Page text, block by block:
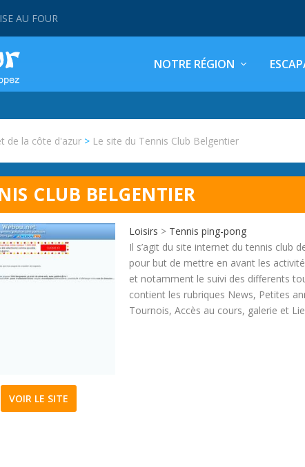
AU FOUR
NOTRE RÉGION
de la côte d'azur > Le site du Tennis Club Belgentier
CLUB BELGENTIER
Loisirs > Tennis ping-pong
Il s’agit du site internet du tennis club
pour but de mettre en avant les
et notamment le suivi des differents
contient les rubriques News, Petites
Tournois, Accès au cours, galerie et
VOIR LE SITE